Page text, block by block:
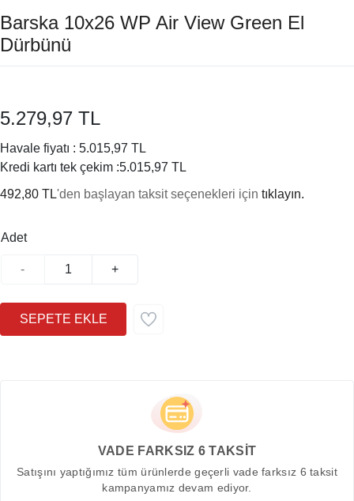
Barska 10x26 WP Air View Green El
Dürbünü
5.279,97 TL
Havale fiyatı : 5.015,97 TL
Kredi kartı tek çekim :5.015,97 TL
492,80 TL'den başlayan taksit seçenekleri için tıklayın.
Adet
- +
VADE FARKSIZ 6 TAKSİT
Satışını yaptığımız tüm ürünlerde geçerli vade farksız 6 taksit
kampanyamız devam ediyor.